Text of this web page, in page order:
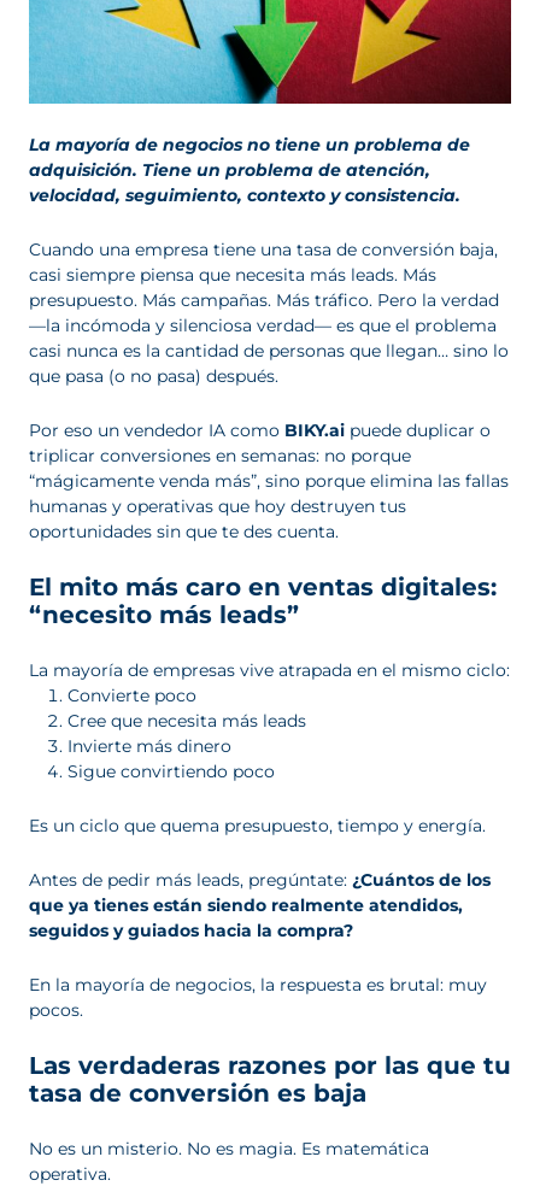
La mayoría de negocios no tiene un problema de
adquisición. Tiene un problema de atención,
velocidad, seguimiento, contexto y consistencia.
Cuando una empresa tiene una tasa de conversión baja,
casi siempre piensa que necesita más leads. Más
presupuesto. Más campañas. Más tráfico. Pero la verdad
—la incómoda y silenciosa verdad— es que el problema
casi nunca es la cantidad de personas que llegan… sino lo
que pasa (o no pasa) después.
Por eso un vendedor IA como BIKY.ai puede duplicar o
triplicar conversiones en semanas: no porque
“mágicamente venda más”, sino porque elimina las fallas
humanas y operativas que hoy destruyen tus
oportunidades sin que te des cuenta.
El mito más caro en ventas digitales:
“necesito más leads”
La mayoría de empresas vive atrapada en el mismo ciclo:
Convierte poco
Cree que necesita más leads
Invierte más dinero
Sigue convirtiendo poco
Es un ciclo que quema presupuesto, tiempo y energía.
Antes de pedir más leads, pregúntate: ¿Cuántos de los
que ya tienes están siendo realmente atendidos,
seguidos y guiados hacia la compra?
En la mayoría de negocios, la respuesta es brutal: muy
pocos.
Las verdaderas razones por las que tu
tasa de conversión es baja
No es un misterio. No es magia. Es matemática
operativa.